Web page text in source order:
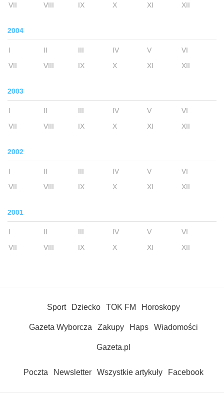
VII
VIII IX X XI XII
2004
I II III IV V
VI
VII
VIII IX X XI XII
2003
I II III IV V
VI
VII
VIII IX X XI XII
2002
I II III IV V
VI
VII
VIII IX X XI XII
2001
I II III IV V
VI
VII
VIII IX X XI XII
Sport Dziecko TOK FM Horoskopy
Gazeta Wyborcza Zakupy Haps Wiadomości
Gazeta.pl
Poczta Newsletter Wszystkie artykuły Facebook